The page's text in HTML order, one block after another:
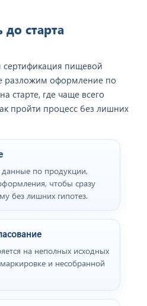
старта
сертификация пищевой
разложим оформление по
старте, где чаще всего
пройти процесс без лишних
по продукции,
чтобы сразу
без лишних гипотез.
на неполных исходных
и несобранной